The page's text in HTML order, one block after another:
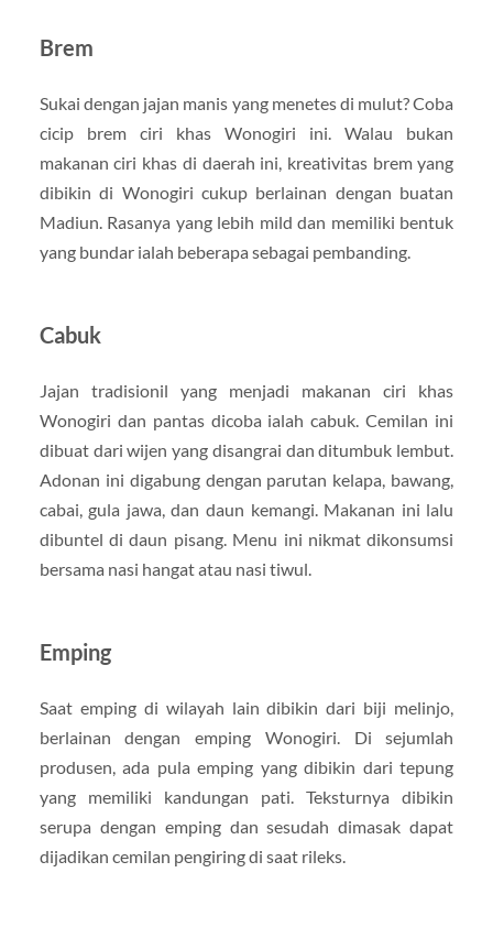
Brem
Sukai dengan jajan manis yang menetes di mulut? Coba
cicip brem ciri khas Wonogiri ini. Walau bukan
makanan ciri khas di daerah ini, kreativitas brem yang
dibikin di Wonogiri cukup berlainan dengan buatan
Madiun. Rasanya yang lebih mild dan memiliki bentuk
yang bundar ialah beberapa sebagai pembanding.
Cabuk
Jajan tradisionil yang menjadi makanan ciri khas
Wonogiri dan pantas dicoba ialah cabuk. Cemilan ini
dibuat dari wijen yang disangrai dan ditumbuk lembut.
Adonan ini digabung dengan parutan kelapa, bawang,
cabai, gula jawa, dan daun kemangi. Makanan ini lalu
dibuntel di daun pisang. Menu ini nikmat dikonsumsi
bersama nasi hangat atau nasi tiwul.
Emping
Saat emping di wilayah lain dibikin dari biji melinjo,
berlainan dengan emping Wonogiri. Di sejumlah
produsen, ada pula emping yang dibikin dari tepung
yang memiliki kandungan pati. Teksturnya dibikin
serupa dengan emping dan sesudah dimasak dapat
dijadikan cemilan pengiring di saat rileks.